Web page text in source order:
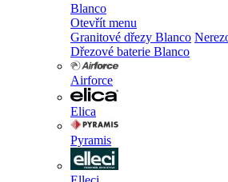
Blanco
Otevřít menu
Granitové dřezy Blanco
Dřezové baterie Blanco
Airforce
Elica
Pyramis